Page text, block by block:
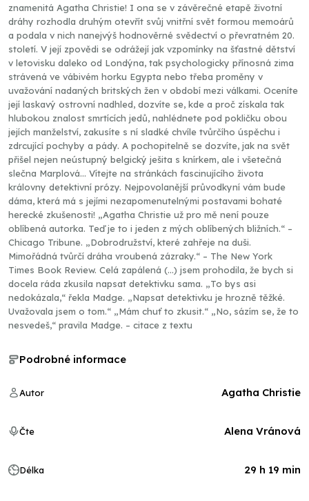
znamenitá Agatha Christie! I ona se v závěrečné etapě životní
dráhy rozhodla druhým otevřít svůj vnitřní svět formou memoárů
a podala v nich nanejvýš hodnověrné svědectví o převratném 20.
století. V její zpovědi se odrážejí jak vzpomínky na šťastné dětství
v letovisku daleko od Londýna, tak psychologicky přínosná zima
strávená ve vábivém horku Egypta nebo třeba proměny v
uvažování nadaných britských žen v období mezi válkami. Oceníte
její laskavý ostrovní nadhled, dozvíte se, kde a proč získala tak
hlubokou znalost smrtících jedů, nahlédnete pod pokličku obou
jejích manželství, zakusíte s ní sladké chvíle tvůrčího úspěchu i
zdrcující pochyby a pády. A pochopitelně se dozvíte, jak na svět
přišel nejen neústupný belgický ješita s knírkem, ale i všetečná
slečna Marplová… Vítejte na stránkách fascinujícího života
královny detektivní prózy. Nejpovolanější průvodkyní vám bude
dáma, která má s jejími nezapomenutelnými postavami bohaté
herecké zkušenosti! „Agatha Christie už pro mě není pouze
oblíbená autorka. Teď je to i jeden z mých oblíbených bližních.“ –
Chicago Tribune. „Dobrodružství, které zahřeje na duši.
Mimořádná tvůrčí dráha vroubená zázraky.“ – The New York
Times Book Review. Celá zapálená (…) jsem prohodila, že bych si
docela ráda zkusila napsat detektivku sama. „To bys asi
nedokázala,“ řekla Madge. „Napsat detektivku je hrozně těžké.
Uvažovala jsem o tom.“ „Mám chuť to zkusit.“ „No, sázím se, že to
nesvedeš,“ pravila Madge. – citace z textu
Podrobné informace
Autor Agatha Christie
Čte Alena Vránová
Délka 29 h 19 min